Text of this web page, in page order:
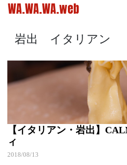
WA.WA.WA.web
岩出 イタリアン
【イタリアン・岩出】
ィ
2018/08/13